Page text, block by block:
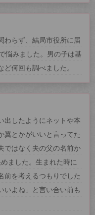
わらず、結局市役所に届
悩みました。男の子は基
何回も調べました。
出したようにネットや本
翼とかがいいと言ってた
ではなく夫の父の名前か
ました。生まれた時に
前を考えるつもりでした
いよね」と言い合い前も